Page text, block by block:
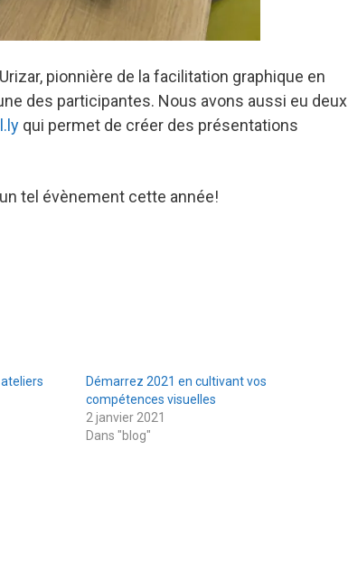
pionnière de la facilitation graphique en
des participantes. Nous avons aussi eu deux
qui permet de créer des présentations
tel évènement cette année!
Démarrez 2021 en cultivant vos
compétences visuelles
2 janvier 2021
Dans "blog"